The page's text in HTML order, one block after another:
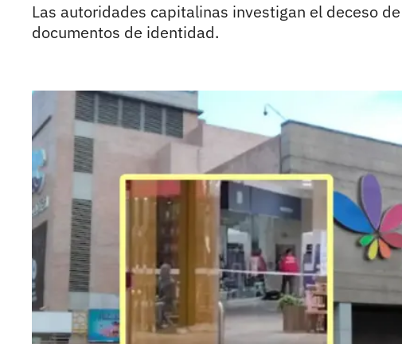
Las autoridades capitalinas investigan el deceso
documentos de identidad.